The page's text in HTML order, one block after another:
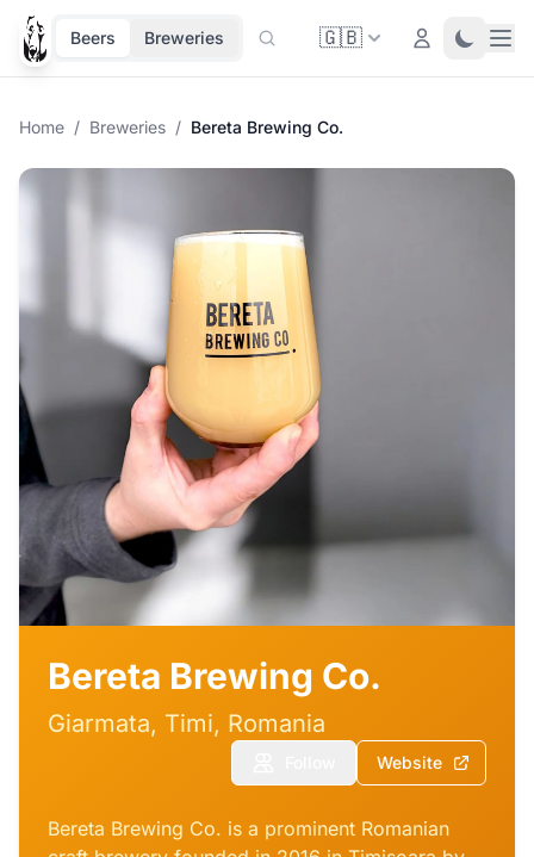
Beers Breweries 🇬🇧 Login Toggle
Home / Breweries / Bereta Brewing Co.
Bereta Brewing Co.
Giarmata, Timi, Romania
Website
Bereta Brewing Co. is a prominent Romanian